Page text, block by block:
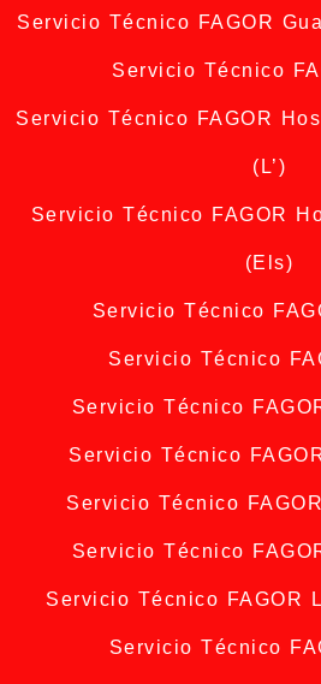
Servicio Técnico FAGOR
Servicio Técnico
Servicio Técnico FAGOR
(L’)
Servicio Técnico FAGOR
(Els)
Servicio Técnico
Servicio Técnico
Servicio Técnico
Servicio Técnico
Servicio Técnico
Servicio Técnico
Servicio Técnico FAGOR
Servicio Técnico